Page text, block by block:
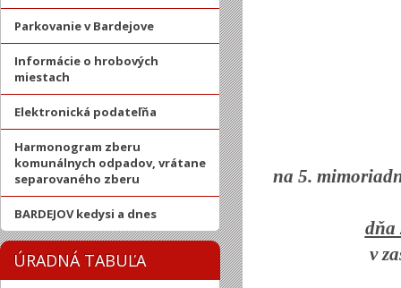
Parkovanie v Bardejove
Informácie o hrobových
miestach
Elektronická podateľňa
Harmonogram zberu
komunálnych odpadov, vrátane
separovaného zberu
BARDEJOV kedysi a dnes
ÚRADNÁ TABUĽA
na 5.
dňa
v